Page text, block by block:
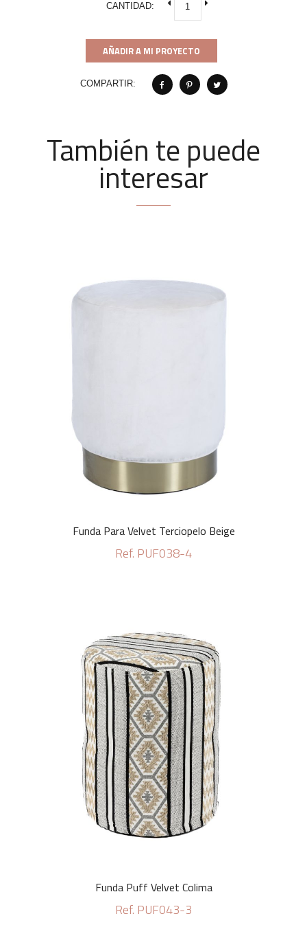
CANTIDAD:
AÑADIR A MI PROYECTO
COMPARTIR:
También te puede
interesar
Funda Para Velvet Terciopelo Beige
Ref. PUF038-4
Funda Puff Velvet Colima
Ref. PUF043-3